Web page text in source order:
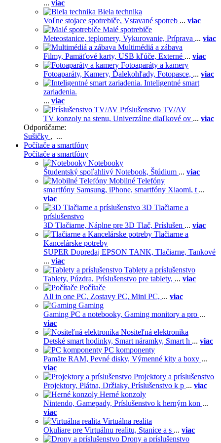
... viac
Biela technika
Voľne stojace spotrebiče, Vstavané spotreb ... viac
Malé spotrebiče
Meteostanice, teplomery, Vykurovanie, Príprava ... viac
Multimédiá a zábava
Filmy, Pamäťové karty, USB kľúče, Externé ... viac
Fotoaparáty a kamery
Fotoaparáty, Kamery, Ďalekohľady, Fotopasce, ... viac
Inteligentné smart
zariadenia.
... viac
Príslušenstvo TV/AV
TV konzoly na stenu, Univerzálne diaľkové ov ... viac
Odporúčame:
Sušičky , ...
Počítače a smartfóny
Počítače a smartfóny
Notebooky
Študentský spoľahlivý Notebook, Štúdium ... viac
Mobilné Telefóny
smartfóny Samsung, iPhone, smartfóny Xiaomi, t ...
viac
3D Tlačiarne a
príslušenstvo
3D Tlačiarne, Náplne pre 3D Tlač, Príslušen ... viac
Tlačiarne a
Kancelárske potreby
SUPER Dopredaj EPSON TANK, Tlačiarne, Tankové
... viac
Tablety a príslušenstvo
Tablety, Púzdra, Príslušenstvo pre tablety, ... viac
Počítače
All in one PC, Zostavy PC, Mini PC, ... viac
Gaming
Gaming PC a notebooky, Gaming monitory a pro ...
viac
Nositeľná elektronika
Detské smart hodinky, Smart náramky, Smart h ... viac
PC komponenty
Pamäte RAM, Pevné disky, Výmenné kity a boxy ...
viac
Projektory a príslušenstvo
Projektory, Plátna, Držiaky, Príslušenstvo k p ... viac
Herné konzoly
Nintendo, Gamepady, Príslušenstvo k herným kon ...
viac
Virtuálna realita
Okuliare pre Virtuálnu realitu, Stanice a s ... viac
Drony a príslušenstvo